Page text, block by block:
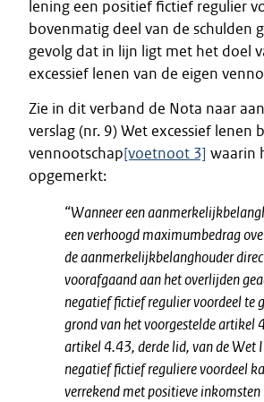
lening een positief fictief regulier
bovenmatig deel van de schulden
gevolg dat in lijn ligt met het doel
excessief lenen van de eigen
Zie in dit verband de Nota naar
verslag (nr. 9) Wet excessief lenen
vennootschap[voetnoot 3] waarin
opgemerkt:
“Wanneer een
een verhoogd maximumbedrag
de aanmerkelijkbelanghouder
voorafgaand aan het overlijden
negatief fictief regulier voordeel te
grond van het voorgestelde artikel
artikel 4.43, derde lid, van de Wet
negatief fictief reguliere voordeel
verrekend met positieve